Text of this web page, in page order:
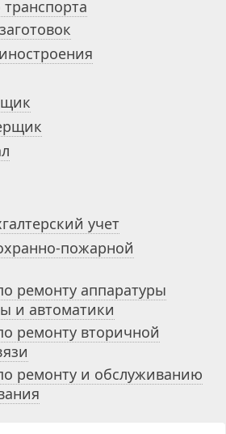
учет
пожарной
ремонту аппаратуры
и автоматики
ремонту вторичной
ремонту и обслуживанию